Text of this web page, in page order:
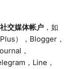
交媒体帐户 ，如
），Blogger，
，
，Line，